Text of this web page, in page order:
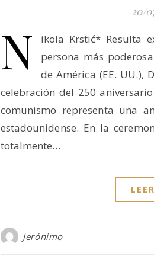
20/
N
ikola Krstić* Resulta
persona más
de América (EE.
celebración del 250
comunismo representa una
estadounidense. En la
totalmente…
Jerónimo